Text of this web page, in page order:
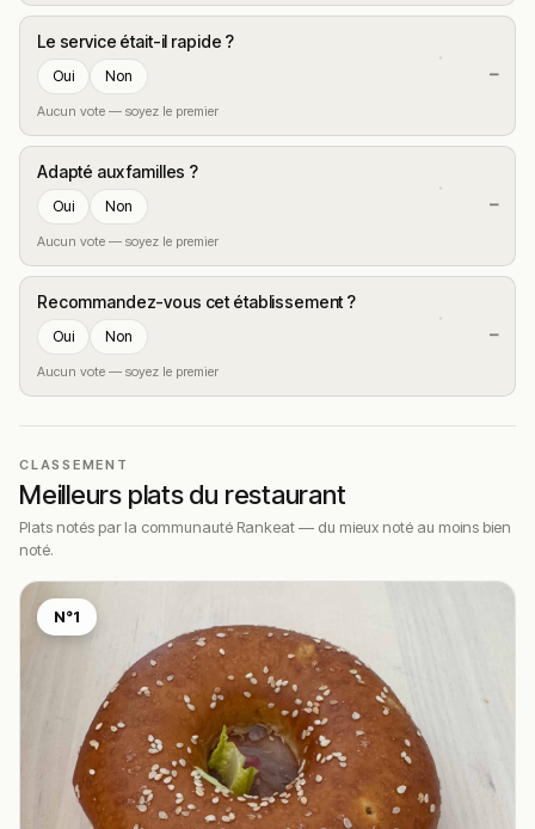
Le service était-il rapide ?
Oui Non
Aucun vote — soyez le premier
—
Adapté aux familles ?
Oui Non
Aucun vote — soyez le premier
—
Recommandez-vous cet établissement ?
Oui Non
Aucun vote — soyez le premier
—
CLASSEMENT
Meilleurs plats du restaurant
Plats notés par la communauté Rankeat — du mieux noté au moins bien
noté.
N°1